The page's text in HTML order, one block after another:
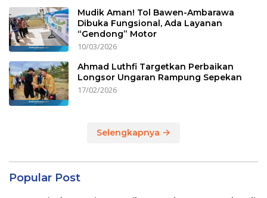
Mudik Aman! Tol Bawen-Ambarawa
Dibuka Fungsional, Ada Layanan
“Gendong” Motor
10/03/2026
Ahmad Luthfi Targetkan Perbaikan
Longsor Ungaran Rampung Sepekan
17/02/2026
Selengkapnya
Popular Post